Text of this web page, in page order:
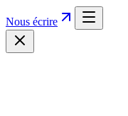
Nous écrire